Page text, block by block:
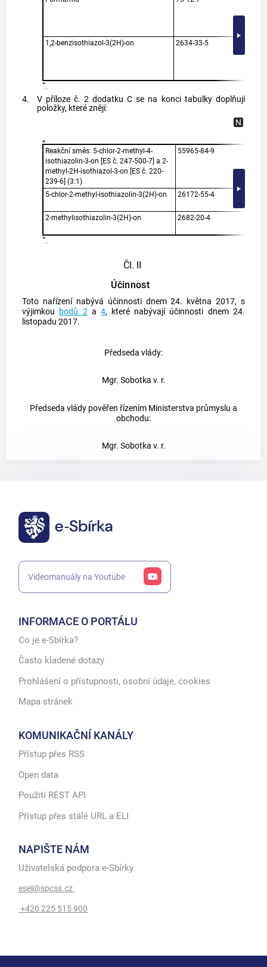
1,2-benzisothiazol-3(2H)-on
2634-33-5
“.
4.
V příloze č. 2 dodatku C se na konci tabulky doplňují
položky, které znějí:
„
Reakční směs: 5-chlor-2-methyl-4-
isothiazolin-3-on [ES č. 247-500-7] a 2-
methyl-2H-isothiazol-3-on [ES č. 220-
239-6] (3:1)
55965-84-9
5-chlor-2-methyl-isothiazolin-3(2H)-on 26172-55-4
2-methylisothiazolin-3(2H)-on
2682-20-4
“.
Čl. II
Účinnost
Toto nařízení nabývá účinnosti dnem 24. května 2017, s
výjimkou bodů 2a 4, které nabývají účinnosti dnem 24.
listopadu 2017.
Předseda vlády:
Mgr. Sobotka v. r.
Předseda vlády pověřen řízením Ministerstva průmyslu a
obchodu:
Mgr. Sobotka v. r.
Videomanuály na Youtube
INFORMACE O PORTÁLU
Co je e-Sbírka?
Často kladené dotazy
Prohlášení o přístupnosti, osobní údaje, cookies
Mapa stránek
KOMUNIKAČNÍ KANÁLY
Přístup přes RSS
Open data
Použití REST API
Přístup přes stálé URL a ELI
NAPIŠTE NÁM
Uživatelská podpora e-Sbírky
esel@spcss.cz
+420 225 515 900